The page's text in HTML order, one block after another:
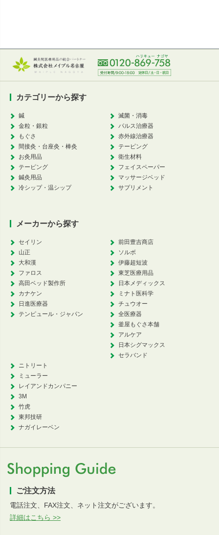
カテゴリーから探す
鍼
金粒・銀粒
もぐさ
間接灸・台座灸・棒灸
お灸用品
テーピング
鍼灸用品
冷シップ・温シップ
滅菌・消毒
パルス治療器
赤外線治療器
テーピング
衛生材料
フェイスペーパー
マッサージベッド
サプリメント
メーカーから探す
セイリン
山正
大和漢
ファロス
高田ベッド製作所
カナケン
日進医療器
テンピュール・ジャパン
前田豊吉商店
ソルボ
伊藤超短波
東芝医療用品
日本メディックス
ミナト医科学
チュウオー
全医療器
釜屋もぐさ本舗
アルケア
日本シグマックス
セラバンド
ニトリート
ミューラー
レイアンドカンパニー
3M
竹虎
東邦技研
ナガイレーベン
ご注文方法
電話注文、FAX注文、ネット注文がございます。
詳細はこちら >>